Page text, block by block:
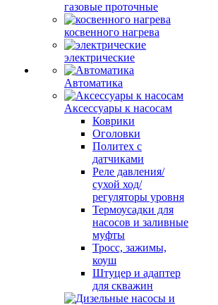
газовые проточные
косвенного нагрева
электрические
Автоматика
Аксессуары к насосам
Коврики
Оголовки
Политех с
датчиками
Реле давления/
сухой ход/
регуляторы уровня
Термоусадки для
насосов и заливные
муфты
Тросс, зажимы,
коуш
Штуцер и адаптер
для скважин